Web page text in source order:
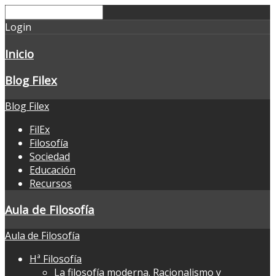
Login
Inicio
Blog Filex
Blog Filex
FilEx
Filosofía
Sociedad
Educación
Recursos
Aula de Filosofía
Aula de Filosofía
Hª Filosofía
La filosofía moderna. Racionalismo y